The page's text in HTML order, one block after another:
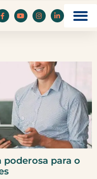
para o